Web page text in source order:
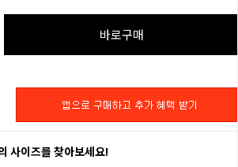
바로구매
사이즈를 찾아보세요!